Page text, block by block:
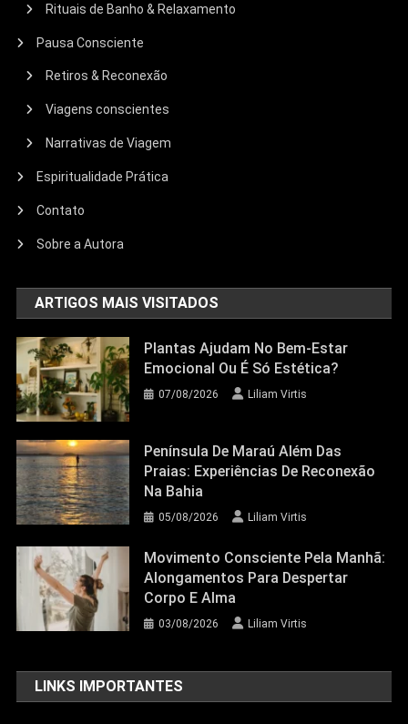
Rituais de Banho & Relaxamento
Pausa Consciente
Retiros & Reconexão
Viagens conscientes
Narrativas de Viagem
Espiritualidade Prática
Contato
Sobre a Autora
ARTIGOS MAIS VISITADOS
Plantas Ajudam No Bem-Estar
Emocional Ou É Só Estética?
07/08/2026 Liliam Virtis
Península De Maraú Além Das
Praias: Experiências De Reconexão
Na Bahia
05/08/2026 Liliam Virtis
Movimento Consciente Pela Manhã:
Alongamentos Para Despertar
Corpo E Alma
03/08/2026 Liliam Virtis
LINKS IMPORTANTES